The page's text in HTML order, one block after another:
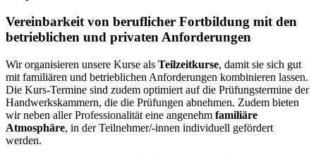
Vereinbarkeit von beruflicher Fortbildung mit den
betrieblichen und privaten Anforderungen
Wir organisieren unsere Kurse als Teilzeitkurse, damit sie sich gut
mit familiären und betrieblichen Anforderungen kombinieren lassen.
Die Kurs-Termine sind zudem optimiert auf die Prüfungstermine der
Handwerkskammern, die die Prüfungen abnehmen. Zudem bieten
wir neben aller Professionalität eine angenehm familiäre
Atmosphäre, in der Teilnehmer/-innen individuell gefördert
werden.